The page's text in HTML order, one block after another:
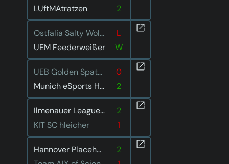
LUftMAtratzen
2
Ostfalia Salty Wolves
L
UEM Feederweißer
W
UEB Golden Spatuler
0
Munich eSports Hungry Hedgehogs
2
Ilmenauer Leaguen im Liegen
2
KIT SC hleicher
1
Hannover Placeholders
2